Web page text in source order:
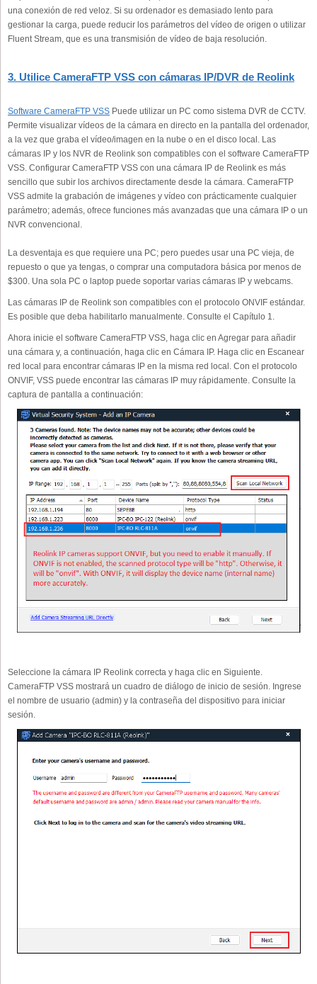
una conexión de red veloz. Si su ordenador es demasiado lento para
gestionar la carga, puede reducir los parámetros del vídeo de origen o utilizar
Fluent Stream, que es una transmisión de vídeo de baja resolución.
3. Utilice CameraFTP VSS con cámaras IP/DVR de Reolink
Software CameraFTP VSS Puede utilizar un PC como sistema DVR de CCTV.
Permite visualizar vídeos de la cámara en directo en la pantalla del ordenador,
a la vez que graba el vídeo/imagen en la nube o en el disco local. Las
cámaras IP y los NVR de Reolink son compatibles con el software CameraFTP
VSS. Configurar CameraFTP VSS con una cámara IP de Reolink es más
sencillo que subir los archivos directamente desde la cámara. CameraFTP
VSS admite la grabación de imágenes y vídeo con prácticamente cualquier
parámetro; además, ofrece funciones más avanzadas que una cámara IP o un
NVR convencional.
La desventaja es que requiere una PC; pero puedes usar una PC vieja, de
repuesto o que ya tengas, o comprar una computadora básica por menos de
$300. Una sola PC o laptop puede soportar varias cámaras IP y webcams.
Las cámaras IP de Reolink son compatibles con el protocolo ONVIF estándar.
Es posible que deba habilitarlo manualmente. Consulte el Capítulo 1.
Ahora inicie el software CameraFTP VSS, haga clic en Agregar para añadir
una cámara y, a continuación, haga clic en Cámara IP. Haga clic en Escanear
red local para encontrar cámaras IP en la misma red local. Con el protocolo
ONVIF, VSS puede encontrar las cámaras IP muy rápidamente. Consulte la
captura de pantalla a continuación:
Seleccione la cámara IP Reolink correcta y haga clic en Siguiente.
CameraFTP VSS mostrará un cuadro de diálogo de inicio de sesión. Ingrese
el nombre de usuario (admin) y la contraseña del dispositivo para iniciar
sesión.